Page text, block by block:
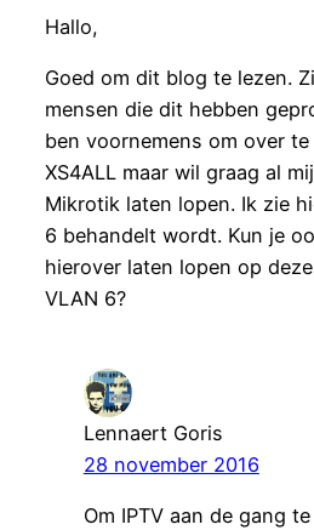
Hallo,
Goed om dit blog te lezen.
mensen die dit hebben
ben voornemens om over
XS4ALL maar wil graag al
Mikrotik laten lopen. Ik zie
6 behandelt wordt. Kun je
hierover laten lopen op
VLAN 6?
Lennaert Goris
28 november 2016
Om IPTV aan de gang